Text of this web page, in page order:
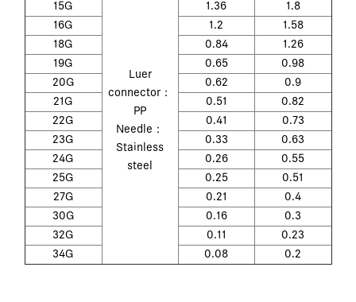
Luer
connector：
PP
Needle：
Stainless
steel
15G
1.36
1.8
16G
1.2
1.58
18G
0.84
1.26
19G
0.65
0.98
20G
0.62
0.9
21G
0.51
0.82
22G
0.41
0.73
23G
0.33
0.63
24G
0.26
0.55
25G
0.25
0.51
27G
0.21
0.4
30G
0.16
0.3
32G
0.11
0.23
34G
0.08 0.2